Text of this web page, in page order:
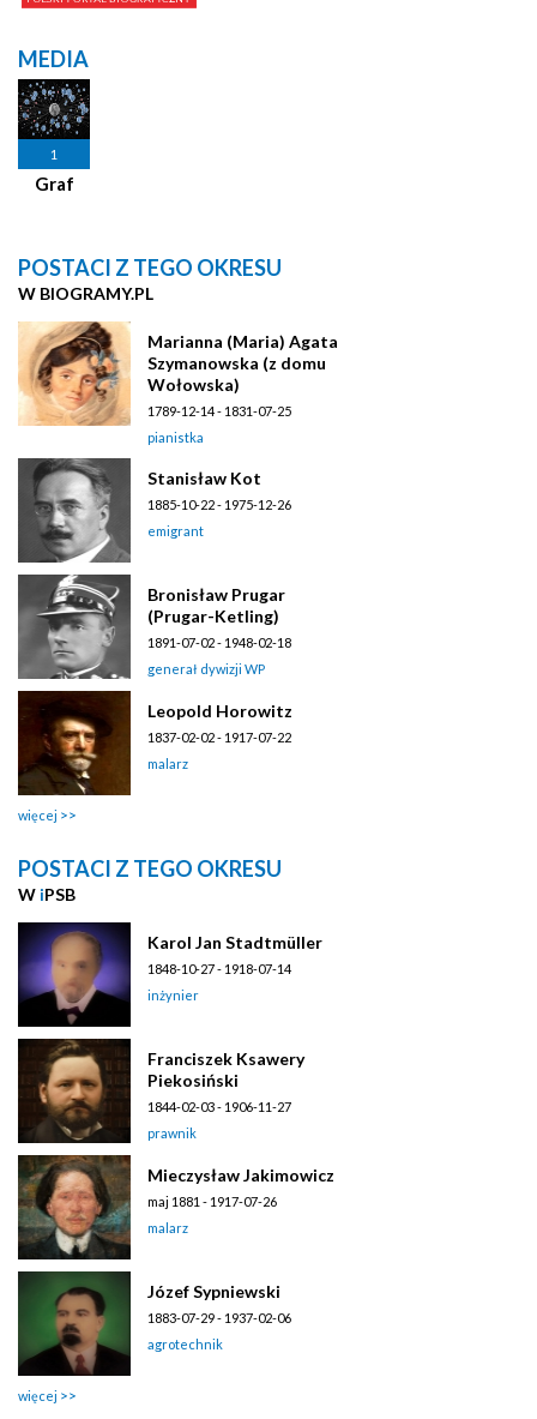
MEDIA
1
Graf
POSTACI Z TEGO OKRESU
W BIOGRAMY.PL
Marianna (Maria) Agata
Szymanowska (z domu
Wołowska)
1789-12-14 - 1831-07-25
pianistka
Stanisław Kot
1885-10-22 - 1975-12-26
emigrant
Bronisław Prugar
(Prugar-Ketling)
1891-07-02 - 1948-02-18
generał dywizji WP
Leopold Horowitz
1837-02-02 - 1917-07-22
malarz
więcej
POSTACI Z TEGO OKRESU
W iPSB
Karol Jan Stadtmüller
1848-10-27 - 1918-07-14
inżynier
Franciszek Ksawery
Piekosiński
1844-02-03 - 1906-11-27
prawnik
Mieczysław Jakimowicz
maj 1881 - 1917-07-26
malarz
Józef Sypniewski
1883-07-29 - 1937-02-06
agrotechnik
więcej